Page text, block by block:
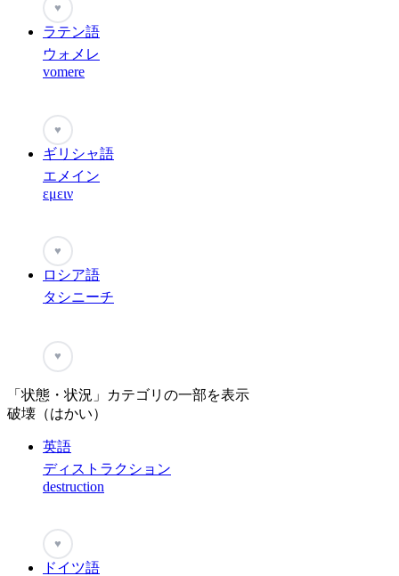
♥
ラテン語
ウォメレ
vomere
♥
ギリシャ語
エメイン
εμειν
♥
ロシア語
タシニーチ
♥
「状態・状況」カテゴリの一部を表示
破壊（はかい）
英語
ディストラクション
destruction
♥
ドイツ語